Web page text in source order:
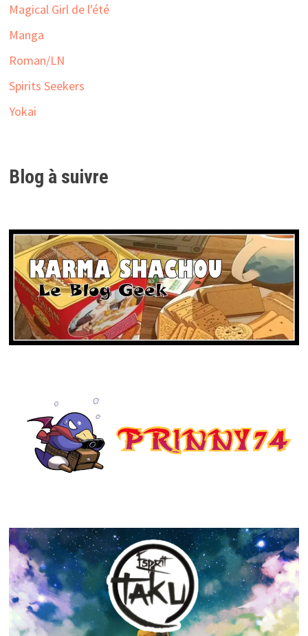
Magical Girl de l'été
Manga
Roman/LN
Spirits Seekers
Yokai
Blog à suivre